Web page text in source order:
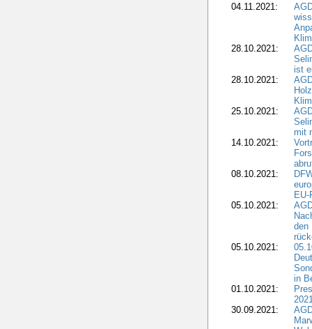
04.11.2021:
28.10.2021:
ist
28.10.2021:
25.10.2021:
mit
14.10.2021:
08.10.2021:
05.10.2021:
den
05.10.2021:
in
01.10.2021:
30.09.2021: